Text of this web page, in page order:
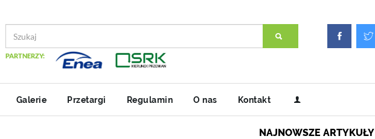
PARTNERZY:
Galerie Przetargi Regulamin O nas Kontakt
NAJNOWSZE ARTYKUŁY